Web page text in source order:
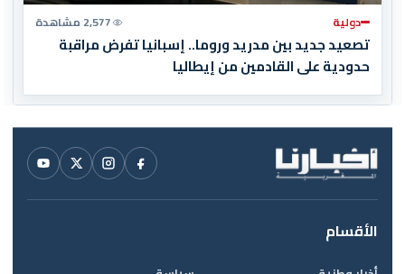
دولية 2,577 مشاهدة
تصعيد جديد بين مدريد وروما.. إسبانيا تفرض مراقبة
حدودية على القادمين من إيطاليا
الأقسام